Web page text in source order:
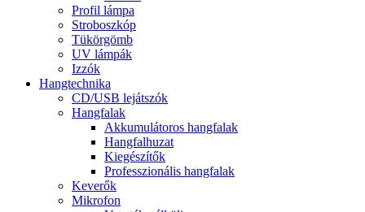
Profil lámpa
Stroboszkóp
Tükörgömb
UV lámpák
Izzók
Hangtechnika
CD/USB lejátszók
Hangfalak
Akkumulátoros hangfalak
Hangfalhuzat
Kiegészítők
Professzionális hangfalak
Keverők
Mikrofon